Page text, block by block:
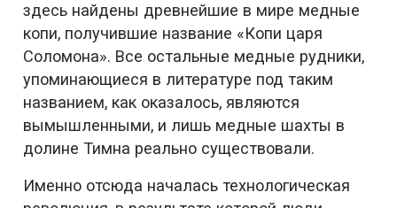
здесь найдены древнейшие в мире медные
копи, получившие название «Копи царя
Соломона». Все остальные медные рудники,
упоминающиеся в литературе под таким
названием, как оказалось, являются
вымышленными, и лишь медные шахты в
долине Тимна реально существовали.
Именно отсюда началась технологическая